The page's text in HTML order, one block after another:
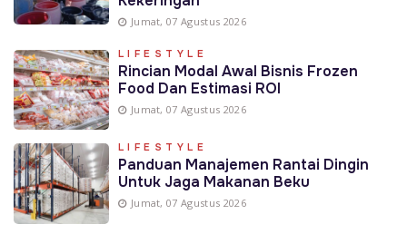
Jumat, 07 Agustus 2026
LIFESTYLE
Rincian Modal Awal Bisnis Frozen
Food Dan Estimasi ROI
Jumat, 07 Agustus 2026
LIFESTYLE
Panduan Manajemen Rantai Dingin
Untuk Jaga Makanan Beku
Jumat, 07 Agustus 2026